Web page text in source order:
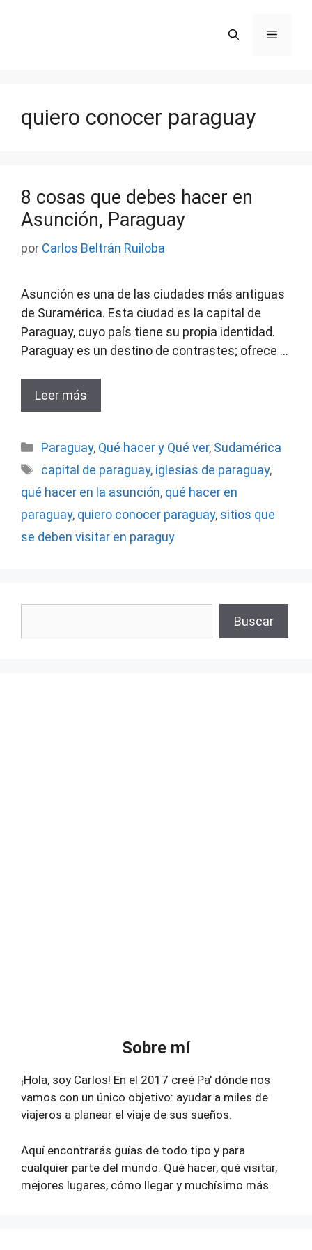
Menú
quiero conocer paraguay
8 cosas que debes hacer en
Asunción, Paraguay
por Carlos Beltrán Ruiloba
Asunción es una de las ciudades más antiguas
de Suramérica. Esta ciudad es la capital de
Paraguay, cuyo país tiene su propia identidad.
Paraguay es un destino de contrastes; ofrece …
Leer más
Categorías
Paraguay, Qué hacer y Qué ver, Sudamérica
Etiquetas
capital de paraguay, iglesias de paraguay,
qué hacer en la asunción, qué hacer en
paraguay, quiero conocer paraguay, sitios que
se deben visitar en paraguy
Buscar
Sobre mí
¡Hola, soy Carlos! En el 2017 creé Pa' dónde nos
vamos con un único objetivo: ayudar a miles de
viajeros a planear el viaje de sus sueños.
Aquí encontrarás guías de todo tipo y para
cualquier parte del mundo. Qué hacer, qué visitar,
mejores lugares, cómo llegar y muchísimo más.